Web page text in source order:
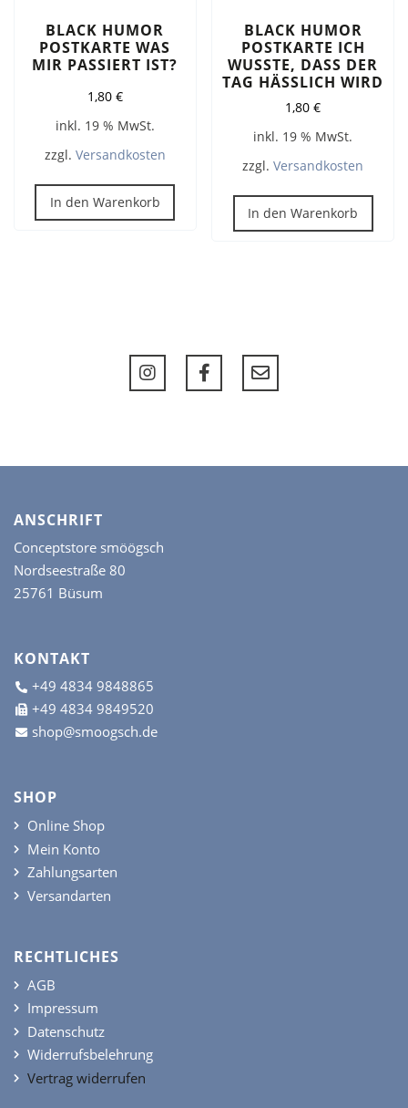
BLACK HUMOR
POSTKARTE WAS
MIR PASSIERT IST?
1,80 €
inkl. 19 % MwSt.
zzgl. Versandkosten
In den Warenkorb
BLACK HUMOR
POSTKARTE ICH
WUSSTE, DASS DER
TAG HÄSSLICH WIRD
1,80€
inkl. 19 % MwSt.
zzgl.Versandkosten
In den Warenkorb
ANSCHRIFT
Conceptstore smöögsch
Nordseestraße 80
25761 Büsum
KONTAKT
+49 4834 9848865
+49 4834 9849520
shop@smoogsch.de
SHOP
Online Shop
Mein Konto
Zahlungsarten
Versandarten
RECHTLICHES
AGB
Impressum
Datenschutz
Widerrufsbelehrung
Vertrag widerrufen